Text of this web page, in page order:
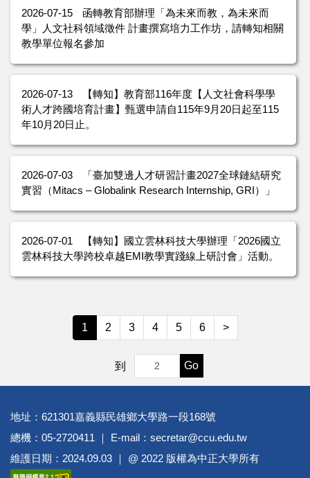
2026-07-15
函轉教育部辦理「為未來而教，為未來而
學」人文社科領域徵件 計畫撰寫培力工作坊，請轉知相關
教學單位報名參加
2026-07-13
【轉知】教育部116年度【人文社會科學學
術人才跨國培育計畫】甄選申請自115年9月20日起至115
年10月20日止。
2026-07-03
「臺加雙邊人才研習計畫2027全球鏈結研究
實習（Mitacs – Globalink Research Internship, GRI）」
2026-07-01
【轉知】國立雲林科技大學辦理「2026國立
雲林科技大學跨校卓越EMI教學實踐線上研討會」活動。
1 2 3 4 5 6 >
到 Go
地址：621301嘉義縣民雄鄉大學路一段168號
總機：05-2720411 ｜ E-mail：secretar@ccu.edu.tw
維護日期：2024.09.03 ｜ @ 2022 版權為中正大學所有